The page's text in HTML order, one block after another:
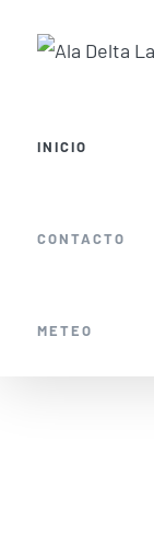
INICIO
CONTACTO
METEO